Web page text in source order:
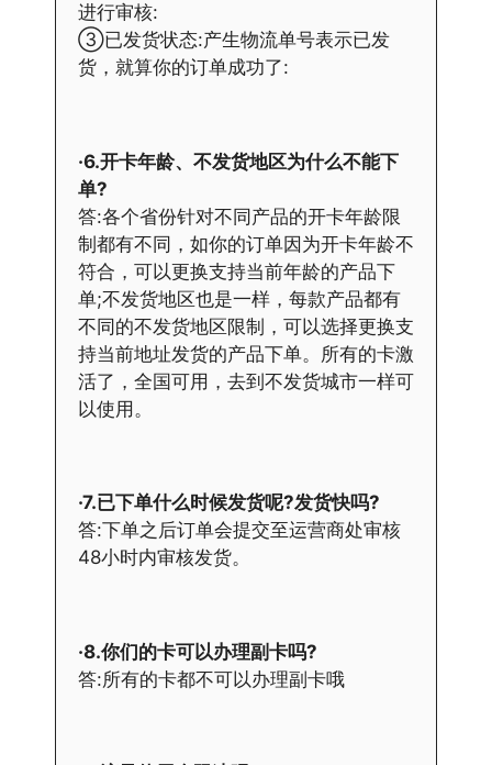
进行审核:
③已发货状态:产生物流单号表示已发
货，就算你的订单成功了:
·6.开卡年龄、不发货地区为什么不能下
单?
答:各个省份针对不同产品的开卡年龄限
制都有不同，如你的订单因为开卡年龄不
符合，可以更换支持当前年龄的产品下
单;不发货地区也是一样，每款产品都有
不同的不发货地区限制，可以选择更换支
持当前地址发货的产品下单。所有的卡激
活了，全国可用，去到不发货城市一样可
以使用。
·7.已下单什么时候发货呢?发货快吗?
答:下单之后订单会提交至运营商处审核
48小时内审核发货。
·8.你们的卡可以办理副卡吗?
答:所有的卡都不可以办理副卡哦